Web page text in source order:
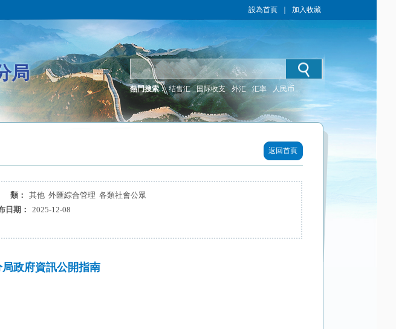
設為首頁 加入收藏
局
熱門搜索： 结售汇 国际收支 外汇 汇率 人民币
返回首頁
類：
其他 外匯綜合管理 各類社會公眾
日期：
2025-12-08
政府資訊公開指南